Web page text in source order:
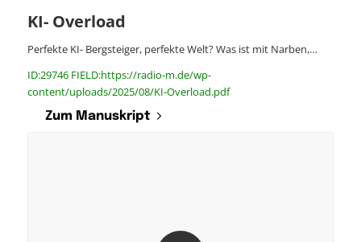
KI- Overload
Perfekte KI- Bergsteiger, perfekte Welt? Was ist mit Narben,…
ID:29746 FIELD:https://radio-m.de/wp-
content/uploads/2025/08/KI-Overload.pdf
Zum Manuskript